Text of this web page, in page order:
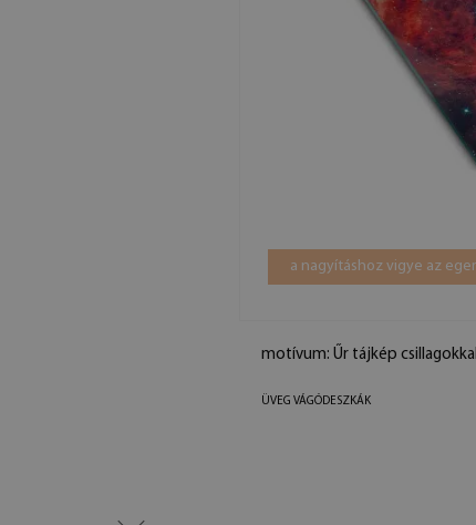
a nagyításhoz vigye az
motívum: Űr tájkép csillagokkal
ÜVEG VÁGÓDESZKÁK